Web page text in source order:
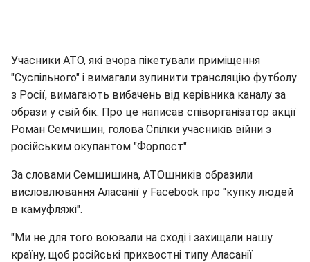
Учасники АТО, які вчора пікетували приміщення
"Суспільного" і вимагали зупинити трансляцію футболу
з Росії, вимагають вибачень від керівника каналу за
образи у свій бік. Про це написав співорганізатор акції
Роман Семчишин, голова Спілки учасників війни з
російським окупантом "Форпост".
За словами Семшишина, АТОшників образили
висловлювання Аласанії у Facebook про "купку людей
в камуфляжі".
"Ми не для того воювали на сході і захищали нашу
країну, щоб російські прихвостні типу Аласанії